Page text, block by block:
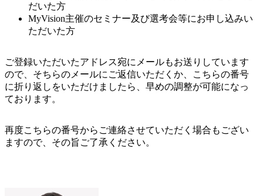
だいた方
MyVision主催のセミナー及び選考会等にお申し込みい
ただいた方
ご登録いただいたアドレス宛にメールもお送りしています
ので、そちらのメールにご返信いただくか、こちらの番号
に折り返しをいただけましたら、早めの調整が可能になっ
ております。
再度こちらの番号からご連絡させていただく場合もござい
ますので、その旨ご了承ください。